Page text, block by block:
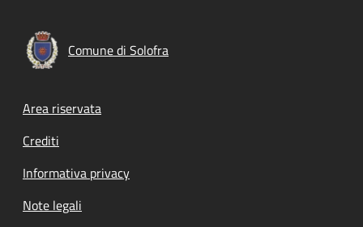
Comune di Solofra
Footer menu
Area riservata
Crediti
Informativa privacy
Note legali